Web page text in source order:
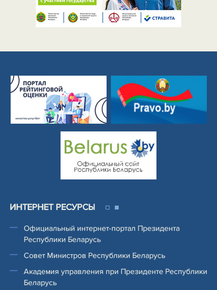
ИНТЕРНЕТ РЕСУРСЫ
Официальный интернет-портал Президента
Республики Беларусь
Совет Министров Республики Беларусь
Академия управления при Президенте Республики
Беларусь